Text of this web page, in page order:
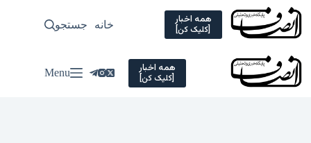
Skip
content
همه اخبار
[کلیک کن] خانه سیاسی
جستجو
همه اخبار
[کلیک کن] Menu